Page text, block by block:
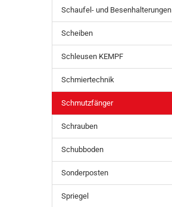
Schaufel- und Besenhalterungen
Scheiben
Schleusen KEMPF
Schmiertechnik
Schmutzfänger
Schrauben
Schubboden
Sonderposten
Spriegel